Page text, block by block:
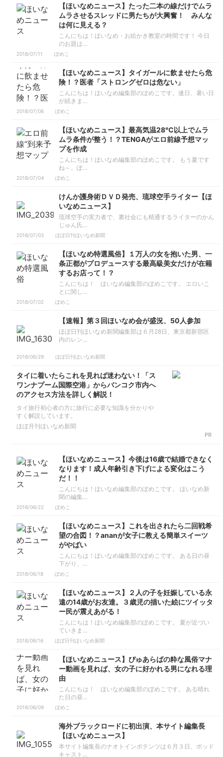
【ほいなめニュース】たった二本の線だけでムラ
ムラさせるスレッドに男たちが大興奮！ みんな
は何に見える？
こんにちは！ほいなめ・お絵かき教室の時間です！ 今日
のお題は…
2018/07/11 ぽめこ
【ほいなめニュース】タイガールに飲ませたら危
険！？医者「ストロングゼロは危ない」
こんにちは！ほいなめ編集部のぽめこです。連日、暑い日
が続きま…
2018/07/06 ぽめこ
【ほいなめニュース】最高気温28℃以上でムラ
ムラ条件が整う！？TENGAがエロ前線予想マッ
プを作成
こんにちは！ほいなめ編集部のぽめこです。 もう夏です
ね～。ぽ…
2018/07/04 ぽめこ
けんか護身術ＤＶＤ発売、琉球空手ライター【ほ
いなめニュース】
琉球空手の実力者で、裏社会にも精通するライターのかん
じゅん氏…
2018/07/03 ほぼ日刊ほいなめ新聞
【ほいなめ特選風俗】１万人の女を抱いた男、一
条正都がプロデュースする最高級美女だけが在籍
するお店って！？
こんにちは！ ほいなめ編集部のぽめこです。 エロいこ
とに関し…
2018/07/02 ぽめこ
【速報】第３回ほいなめ会が盛況、50人参加
ほぼ日刊ほいなめ新聞編集部は６月28日、東京都新宿区
内のレン…
2018/06/29 ほぼ日刊ほいなめ新聞
タイに着いたらこれを見れば迷わない！「ス
ワンナプーム国際空港」からバンコク市内へ
のアクセス方法を詳しく解説！
タイ旅行初心者の方に旅行に必要な知識を分かりや
すく解説しています。
ほぼ月刊ほいなめ新聞
PR
【ほいなめニュース】今後は16歳で結婚できなく
なります！成人年齢引き下げによる変化はこう
だ！！
こんにちは！ほいなめ編集部のぽめこです。 ほいなめ新
聞の編集…
2018/06/22 ぽめこ
【ほいなめニュース】これを出されたら二回戦希
望の合図！？ananが女子に教える簡単スイーツ
がやばい
こんにちは！ほいなめ編集部のぽめこです。 ある日の昼
下がり、…
2018/06/18 ぽめこ
【ほいなめニュース】２人の子を妊娠している永
遠の14歳がお友達。３歳児の描いた絵にツイッタ
ー民が震えあがる！
こんにちは！ほいなめ編集部のぽめこです。 夏が近づい
ていきま…
2018/06/16 ほぼ日刊ほいなめ新聞
【ほいなめニュース】ぴゅあらばの粋な風俗マナ
ー動画を見れば、女の子に好かれる男になれる理
由
こんにちは！ ほいなめ編集部のぽめこです。 ある晴れ
た日の昼…
2018/06/09 ぽめこ
海外ブラックロードに初出演、本サイト編集長
【ほいなめニュース】
本サイト編集長のナオトインポテンツは６月３日、ポッド
キャスト…